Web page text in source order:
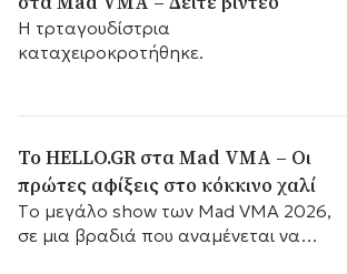
Η τρταγουδίστρια
καταχειροκροτήθηκε.
To HELLO.GR στα Mad VMA – Οι
πρώτες αφίξεις στο κόκκινο χαλί
Tο μεγάλο show των Mad VMA 2026,
σε μια βραδιά που αναμένεται να